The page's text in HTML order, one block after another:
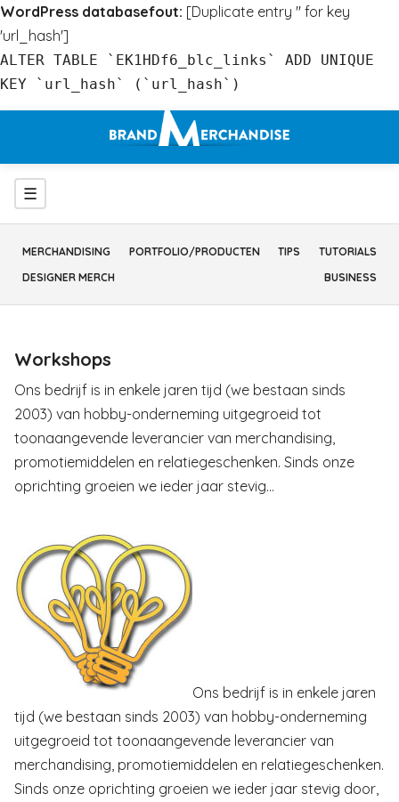
WordPress databasefout: [Duplicate entry '' for key
'url_hash']
ALTER TABLE `EK1HDf6_blc_links` ADD UNIQUE
KEY `url_hash` (`url_hash`)
inhoud
Menu
☰
MERCHANDISING PORTFOLIO/PRODUCTEN TIPS
TUTORIALS
DESIGNER MERCH
BUSINESS
Workshops
Ons bedrijf is in enkele jaren tijd (we bestaan sinds
2003) van hobby-onderneming uitgegroeid tot
toonaangevende leverancier van merchandising,
promotiemiddelen en relatiegeschenken. Sinds onze
oprichting groeien we ieder jaar stevig…
Ons bedrijf is in enkele jaren
tijd (we bestaan sinds 2003) van hobby-onderneming
uitgegroeid tot toonaangevende leverancier van
merchandising, promotiemiddelen en relatiegeschenken.
Sinds onze oprichting groeien we ieder jaar stevig door,